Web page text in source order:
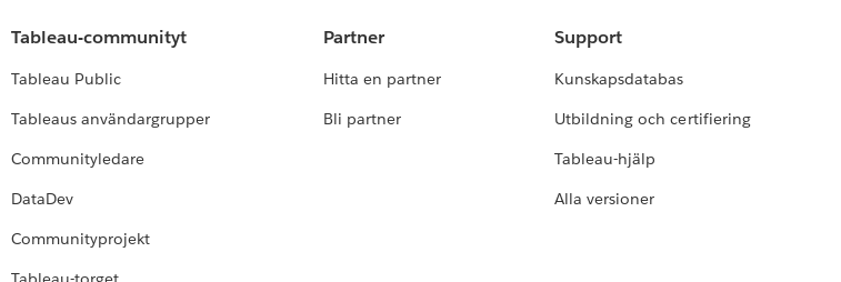
Tableau-communityt
Tableau Public
Tableaus användargrupper
Communityledare
DataDev
Communityprojekt
Partner
Hitta en partner
Bli partner
Support
Kunskapsdatabas
Utbildning och certifiering
Tableau-hjälp
Alla versioner